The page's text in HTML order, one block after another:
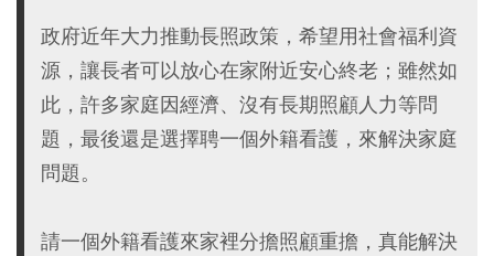
政府近年大力推動長照政策，希望用社會福利資
源，讓長者可以放心在家附近安心終老；雖然如
此，許多家庭因經濟、沒有長期照顧人力等問
題，最後還是選擇聘一個外籍看護，來解決家庭
問題。
請一個外籍看護來家裡分擔照顧重擔，真能解決